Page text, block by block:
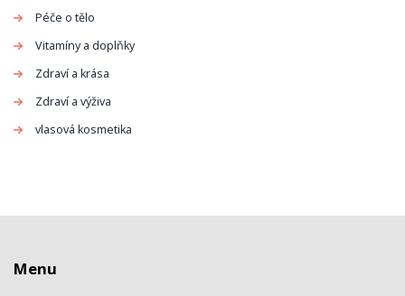
Péče o tělo
Vitamíny a doplňky
Zdraví a krása
Zdraví a výživa
vlasová kosmetika
Menu